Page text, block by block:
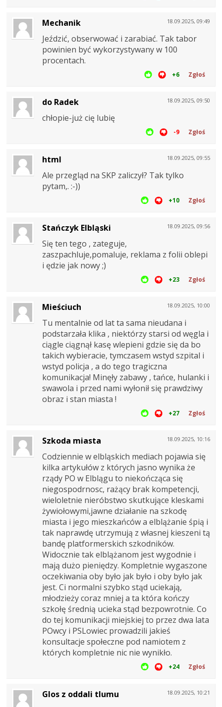
18.09.2025, 09:49
Mechanik
Jeździć, obserwować i zarabiać. Tak tabor
powinien być wykorzystywany w 100
procentach.
+6 Zgłoś
18.09.2025, 09:50
do Radek
chłopie-już cię lubię
-9 Zgłoś
18.09.2025, 09:55
html
Ale przegląd na SKP zaliczył? Tak tylko
pytam,. :-))
+10 Zgłoś
18.09.2025, 09:56
Stańczyk Elbląski
Się ten tego , zateguje,
zaszpachluje,pomaluje, reklama z folii oblepi
i ędzie jak nowy ;)
+23 Zgłoś
18.09.2025, 10:00
Mieściuch
Tu mentalnie od lat ta sama nieudana i
podstarzała klika , niektórzy starsi od węgla i
ciągle ciągnął kasę wlepieni gdzie się da bo
takich wybieracie, tymczasem wstyd szpital i
wstyd policja , a do tego tragiczna
komunikacja! Minęły zabawy , tańce, hulanki i
swawola i przed nami wyłonił się prawdziwy
obraz i stan miasta !
+27 Zgłoś
18.09.2025, 10:16
Szkoda miasta
Codziennie w elbląskich mediach pojawia się
kilka artykułów z których jasno wynika że
rządy PO w Elblągu to niekończąca się
niegospodrnosc, rażący brak kompetencji,
wieloletnie nieróbstwo skutkujące kleskami
żywiołowymi,jawne działanie na szkodę
miasta i jego mieszkańców a elblążanie śpią i
tak naprawdę utrzymują z własnej kieszeni tą
bandę platformerskich szkodników.
Widocznie tak elblążanom jest wygodnie i
mają dużo pieniędzy. Kompletnie wygaszone
oczekiwania oby było jak było i oby było jak
jest. Ci normalni szybko stąd uciekają,
młodzieży coraz mniej a ta która kończy
szkołę średnią ucieka stąd bezpowrotnie. Co
do tej komunikacji miejskiej to przez dwa lata
POwcy i PSLowiec prowadzili jakieś
konsultacje społeczne pod namiotem z
których kompletnie nic nie wynikło.
+24 Zgłoś
18.09.2025, 10:21
Glos z oddali tlumu